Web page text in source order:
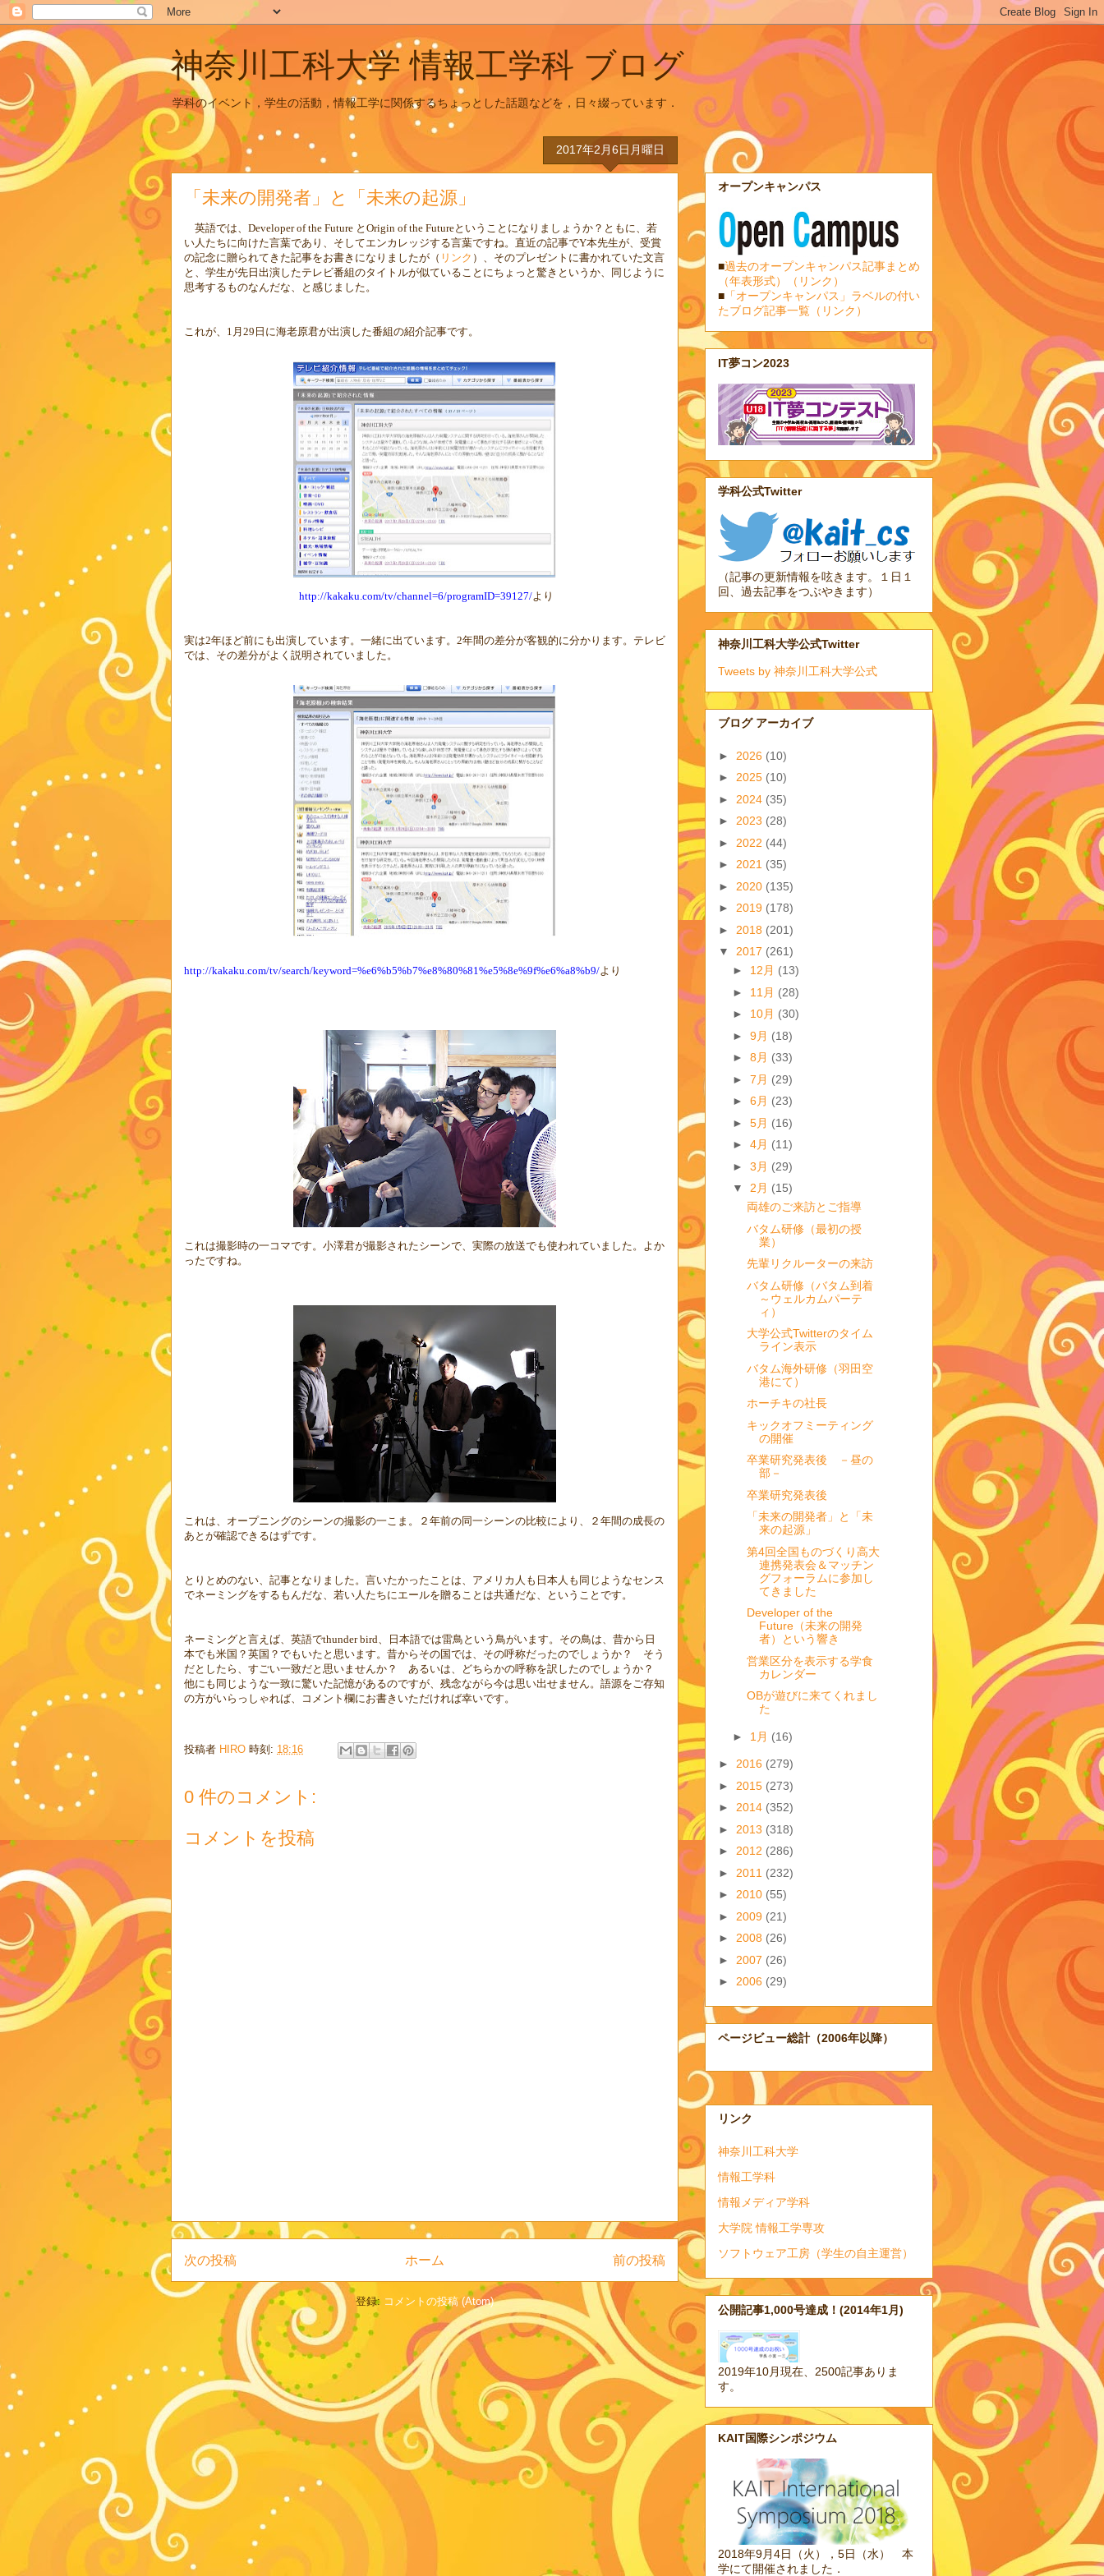
神奈川工科大学 情報工学科 ブログ
学科のイベント，学生の活動，情報工学に関係するちょっとした話題などを，日々綴っています．
2017年2月6日月曜日
「未来の開発者」と「未来の起源」
英語では、 Developer of the Future と Origin of the Futureということになりましょうか？ともに、若
い人たちに向けた言葉であり、そしてエンカレッジする言葉ですね。直近の記事でY本先生が、受賞
の記念に贈られてきた記事をお書きになりましたが（ リンク ）、そのプレゼントに書かれていた文言
と、学生が先日出演したテレビ番組のタイトルが似ていることにちょっと驚きというか、同じように
思考するものなんだな、と感じました。
これが、 1 月 29 日に海老原君が出演した番組の紹介記事です。
http://kakaku.com/tv/channel=6/programID=39127/より
実は2年ほど前にも出演しています。一緒に出ています。 2年間の差分が客観的に分かります。テレビ
では、その差分がよく説明されていました。
http://kakaku.com/tv/search/keyword=%e6%b5%b7%e8%80%81%e5%8e%9f%e6%a8%b9/より
これは撮影時の一コマです。小澤君が撮影されたシーンで、実際の放送でも使われていました。よか
ったですね。
これは、オープニングのシーンの撮影の一こま。２年前の同一シーンの比較により、２年間の成長の
あとが確認できるはずです。
とりとめのない、記事となりました。言いたかったことは、アメリカ人も日本人も同じようなセンス
でネーミングをするもんだな、若い人たちにエールを贈ることは共通だな、ということです。
ネーミングと言えば、英語でthunder bird、日本語では雷鳥という鳥がいます。その鳥は、昔から日
本でも米国？英国？でもいたと思います。昔からその国では、その呼称だったのでしょうか？ そう
だとしたら、すごい一致だと思いませんか？ あるいは、どちらかの呼称を訳したのでしょうか？
他にも同じような一致に驚いた記憶があるのですが、残念ながら今は思い出せません。語源をご存知
の方がいらっしゃれば、コメント欄にお書きいただければ幸いです。
投稿者 HIRO 時刻: 18:16
0 件のコメント:
コメントを投稿
次の投稿 前の投稿
ホーム
登録: コメントの投稿 (Atom)
オープンキャンパス
■過去のオープンキャンパス記事まとめ
（年表形式）（リンク）
■ 「オープンキャンパス」ラベルの付い
たブログ記事一覧（リンク）
IT夢コン2023
学科公式Twitter
（記事の更新情報を呟きます。１日１
回、過去記事をつぶやきます）
神奈川工科大学公式Twitter
Tweets by 神奈川工科大学公式
ブログ アーカイブ
► 2026 (10)
► 2025 (10)
► 2024 (35)
► 2023 (28)
► 2022 (44)
► 2021 (35)
► 2020 (135)
► 2019 (178)
► 2018 (201)
▼ 2017 (261)
► 12月 (13)
► 11月 (28)
► 10月 (30)
► 9月 (18)
► 8月 (33)
► 7月 (29)
► 6月 (23)
► 5月 (16)
► 4月 (11)
► 3月 (29)
▼ 2月 (15)
両雄のご来訪とご指導
バタム研修（最初の授
業）
先輩リクルーターの来訪
バタム研修（バタム到着
～ウェルカムパーテ
ィ）
大学公式Twitterのタイム
ライン表示
バタム海外研修（羽田空
港にて）
ホーチキの社長
キックオフミーティング
の開催
卒業研究発表後 －昼の
部－
卒業研究発表後
「未来の開発者」と「未
来の起源」
第4回全国ものづくり高大
連携発表会＆マッチン
グフォーラムに参加し
てきました
Developer of the
Future（未来の開発
者）という響き
営業区分を表示する学食
カレンダー
OBが遊びに来てくれまし
た
► 1月 (16)
► 2016 (279)
► 2015 (273)
► 2014 (352)
► 2013 (318)
► 2012 (286)
► 2011 (232)
► 2010 (55)
► 2009 (21)
► 2008 (26)
► 2007 (26)
► 2006 (29)
ページビュー総計（2006年以降）
リンク
神奈川工科大学
情報工学科
情報メディア学科
大学院 情報工学専攻
ソフトウェア工房（学生の自主運営）
公開記事1,000号達成！(2014年1月)
2019年10月現在、2500記事ありま
す。
KAIT国際シンポジウム
2018年9月4日（火），5日（水） 本
学にて開催されました．